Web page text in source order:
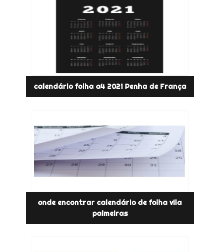
calendário folha a4 2021 Penha de França
onde encontrar calendário de folha vila
palmeiras